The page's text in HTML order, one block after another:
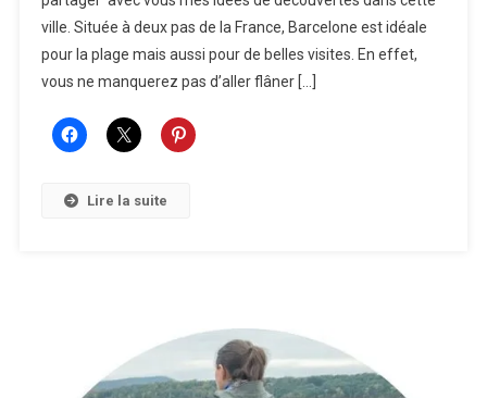
Barcelone
ville. Située à deux pas de la France, Barcelone est idéale
pour la plage mais aussi pour de belles visites. En effet,
vous ne manquerez pas d’aller flâner […]
Lire la suite